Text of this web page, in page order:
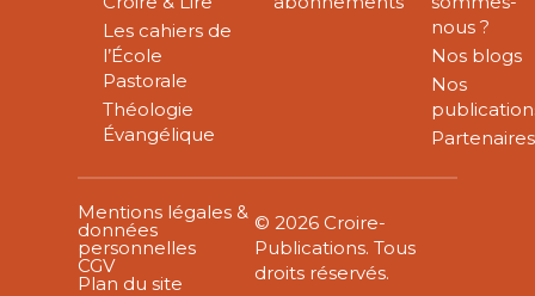
Les cahiers de
l’École
Pastorale
Théologie
Évangélique
nous ?
Nos blogs
Nos
Partenaires
Mentions légales &
données
personnelles
CGV
Plan du site
© 2026 Croire-
Publications. Tous
droits réservés.